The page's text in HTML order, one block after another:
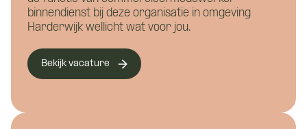
binnendienst bij deze organisatie in omgeving
Harderwijk wellicht wat voor jou.
Bekijk vacature
Wil je alvast wat kwijt?
Namens welk bedrijf neem je contact op?